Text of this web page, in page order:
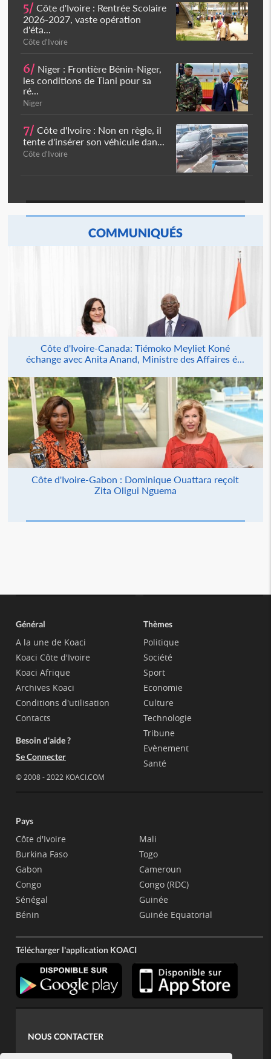
5/ Côte d'Ivoire : Rentrée Scolaire
2026-2027, vaste opération
d'éta...
Côte d'Ivoire
6/ Niger : Frontière Bénin-Niger,
les conditions de Tiani pour sa
ré...
Niger
7/ Côte d'Ivoire : Non en règle, il
tente d'insérer son véhicule dan...
Côte d'Ivoire
COMMUNIQUÉS
Côte d'Ivoire-Canada: Tiémoko Meyliet Koné
échange avec Anita Anand, Ministre des Affaires é...
Côte d'Ivoire-Gabon : Dominique Ouattara reçoit
Zita Oligui Nguema
Général
A la une de Koaci
Koaci Côte d'Ivoire
Koaci Afrique
Archives Koaci
Conditions d'utilisation
Contacts
Besoin d'aide ?
Se Connecter
© 2008 - 2022 KOACI.COM
Thèmes
Politique
Société
Sport
Economie
Culture
Technologie
Tribune
Evènement
Santé
Pays
Côte d'Ivoire
Burkina Faso
Gabon
Congo
Sénégal
Bénin
Mali
Togo
Cameroun
Congo (RDC)
Guinée
Guinée Equatorial
Télécharger l'application KOACI
NOUS CONTACTER